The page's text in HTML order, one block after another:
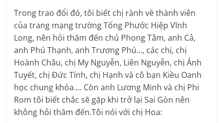
Trong trao đổi đó, tôi biết chị rành về thành viên
của trang mạng trường Tống Phước Hiệp Vĩnh
Long, nên hỏi thăm đến chú Phong Tâm, anh Cả,
anh Phú Thạnh, anh Trương Phú…, các chị, chị
Hoành Châu, chị My Nguyễn, Liên Nguyễn, chị Ánh
Tuyết, chị Đức Tính, chị Hạnh và cô bạn Kiều Oanh
học chung khóa…. Còn anh Lương Minh và chị Phi
Rom tôi biết chắc sẽ gặp khi trở lại Sai Gòn nên
không hỏi thăm đến.Tôi nói với chị Hoa: